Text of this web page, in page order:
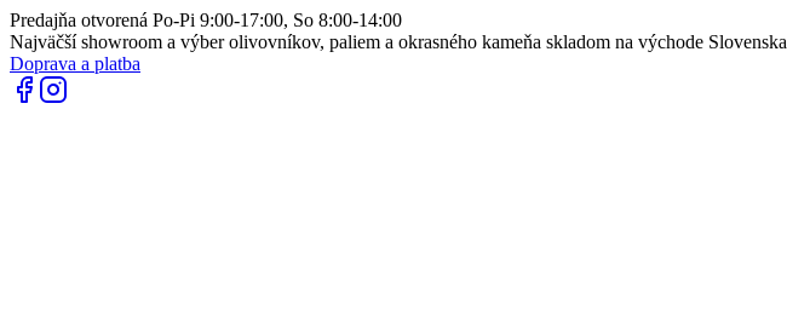
Predajňa otvorená Po-Pi 9:00-17:00, So 8:00-14:00
Najväčší showroom a výber olivovníkov, paliem a okrasného kameňa skladom na východe Slovenska
Doprava a platba